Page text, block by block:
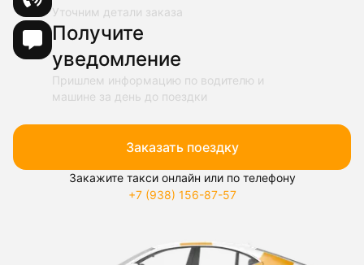
Уточним детали заказа
Получите
уведомление
Пришлем информацию по водителю и
машине за день до поездки
Заказать поездку
Закажите такси онлайн или по телефону
+7 (938) 156-87-57